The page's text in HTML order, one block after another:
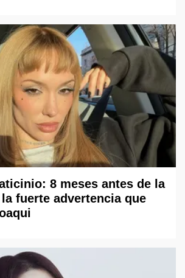
8 meses antes de la
fuerte advertencia que